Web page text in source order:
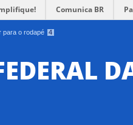
para o rodapé 4
Comunica BR